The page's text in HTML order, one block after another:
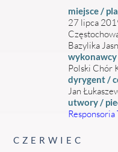
miejsce /
27 lipca
Bazylika
Polski Chór
dyrygent /
Jan
utwory /
Responsoria
CZERWIEC